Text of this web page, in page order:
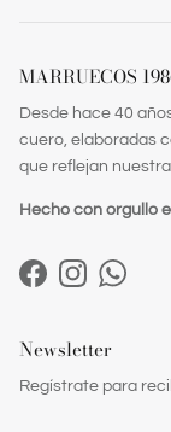
MARRUECOS
Desde hace 40
cuero, elaboradas
que reflejan
Hecho con orgullo
FacebookInstagram
Newsletter
Regístrate para